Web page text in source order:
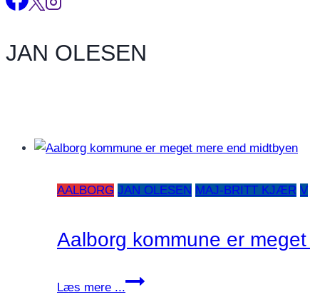
JAN OLESEN
AALBORG JAN OLESEN MAJ-BRITT KJÆR V
Aalborg kommune er
Læs mere ...
Aalborg